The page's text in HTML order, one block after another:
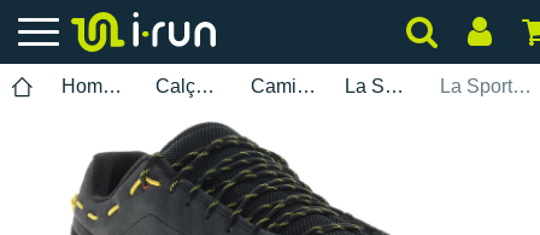
Homem Calçados Caminhada La Sportiva La Sportiva TX Guide Leather Herren